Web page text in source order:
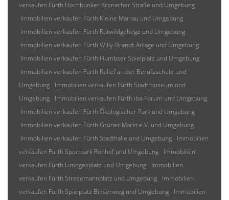
verkaufen Fürth Hochbunker Kronacher Straße und Umgebung
Immobilien verkaufen Fürth Kleine Mainau und Umgebung
Immobilien verkaufen Fürth Rotwildgehege und Umgebung
Immobilien verkaufen Fürth Willy-Brandt-Anlage und Umgebung
Immobilien verkaufen Fürth Humbser Spielplatz und Umgebung
Immobilien verkaufen Fürth Relief an der Berufsschule und
Umgebung
Immobilien verkaufen Fürth Stadtmuseum und
Umgebung
Immobilien verkaufen Fürth iba-Forum und Umgebung
Immobilien verkaufen Fürth Ökologischer Park und Umgebung
Immobilien verkaufen Fürth Grüner Markt e.V. und Umgebung
Immobilien verkaufen Fürth Stadthalle und Umgebung
Immobilien
verkaufen Fürth Sportpark Ronhof und Umgebung
Immobilien
verkaufen Fürth Limogesplatz und Umgebung
Immobilien
verkaufen Fürth Stresemannplatz und Umgebung
Immobilien
verkaufen Fürth Spielplatz Binsenweg und Umgebung
Immobilien